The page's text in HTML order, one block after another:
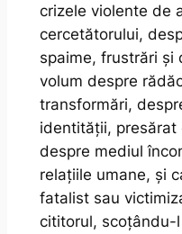
crizele violente de
cercetătorului,
spaime, frustrări și
volum despre
transformări,
identității, presărat
despre mediul
relațiile umane, și
fatalist sau
cititorul, scoțându-